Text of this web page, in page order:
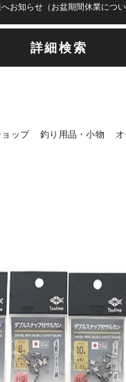
お知らせ（お盆期間休業につい
詳細検索
ップ 釣り用品・小物
ングアパレル(174)
ハリス・道糸(8)
(156)
・小物(183)
この条件で検
傷が極めて少な
C-
かなり使用感が
に目立つ傷が